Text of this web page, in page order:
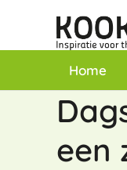
Home
een